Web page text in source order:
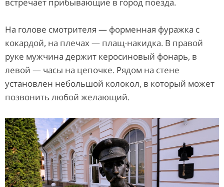
встречает прибывающие в город поезда.
На голове смотрителя — форменная фуражка с
кокардой, на плечах — плащ-накидка. В правой
руке мужчина держит керосиновый фонарь, в
левой — часы на цепочке. Рядом на стене
установлен небольшой колокол, в который может
позвонить любой желающий.